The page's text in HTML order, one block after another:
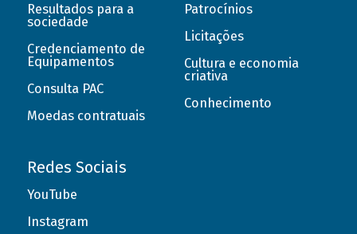
Resultados para a
sociedade
Credenciamento de
Equipamentos
Consulta PAC
Moedas contratuais
Patrocínios
Licitações
Cultura e economia
criativa
Conhecimento
Redes Sociais
YouTube
Instagram